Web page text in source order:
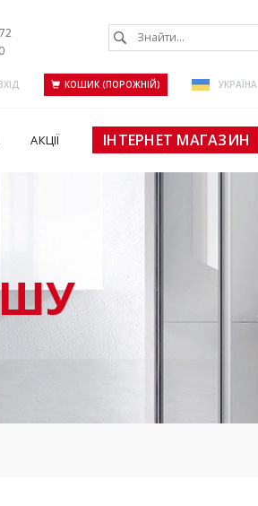
КОШИК (ПОРОЖНІЙ) УКРАЇНА
АКЦІЇ ІНТЕРНЕТ МАГАЗИН